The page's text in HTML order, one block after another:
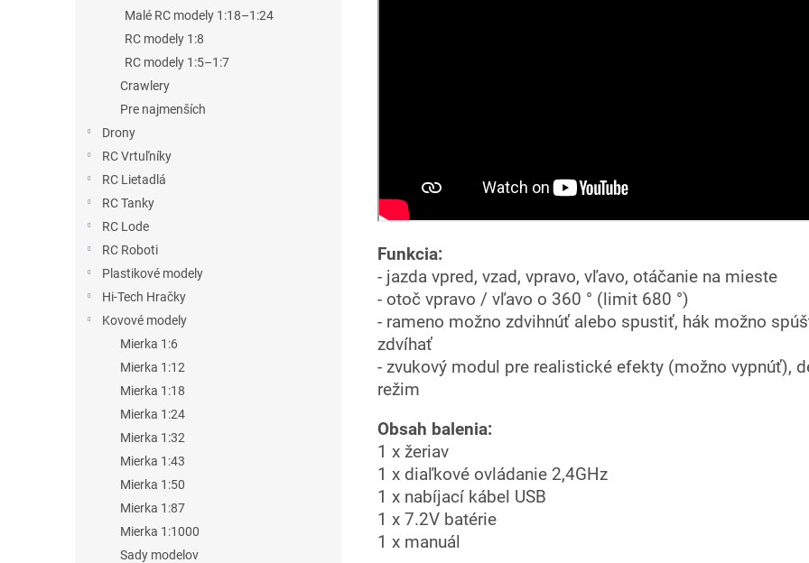
Malé RC modely 1:18–1:24
RC modely 1:8
RC modely 1:5–1:7
Crawlery
Pre najmenších
Drony
RC Vrtuľníky
RC Lietadlá
RC Tanky
RC Lode
RC Roboti
Plastikové modely
Hi-Tech Hračky
Kovové modely
Mierka 1:6
Mierka 1:12
Mierka 1:18
Mierka 1:24
Mierka 1:32
Mierka 1:43
Mierka 1:50
Mierka 1:87
Mierka 1:1000
Sady modelov
Funkcia:
- jazda vpred, vzad, vpravo, vľavo, otáčanie na mieste
- otoč vpravo / vľavo o 360 ° (limit 680 °)
- rameno možno zdvihnúť alebo spustiť, hák možno
zdvíhať
- zvukový modul pre realistické efekty (možno vypnúť),
režim
Obsah balenia:
1 x žeriav
1 x diaľkové ovládanie 2,4GHz
1 x nabíjací kábel USB
1 x 7.2V batérie
1 x manuál